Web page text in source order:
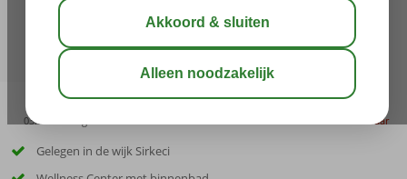
03:00 bewaar
Gelegen in de wijk Sirkeci